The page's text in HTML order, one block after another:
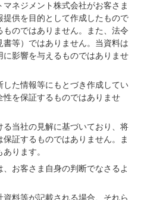
ネジメント株式会社がお客さま
供を目的として作成したもので
のではありません。また、法令
等）ではありません。当資料は
影響を与えるものではありませ
た情報等にもとづき作成してい
性を保証するものではありませ
当社の見解に基づいており、将
証するものではありません。ま
ります。
お客さま自身の判断でなさるよ
料等が記載される場合、それら